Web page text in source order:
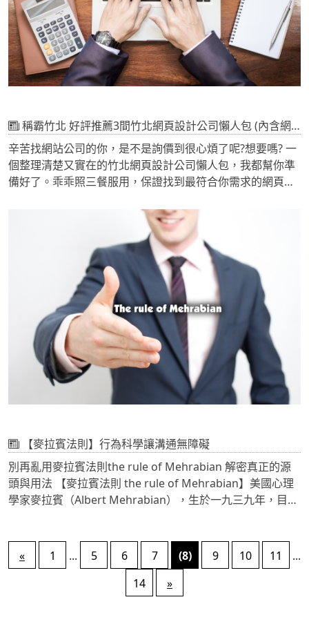
稱霸竹北 好評推薦3間竹北網頁設計公司懶人包 (內含網頁功能介紹)
辛苦找網站公司的你，是不是詢價到很心煩了呢?想要嗎? 一
個整理清楚又實在的竹北網頁設計公司懶人包，我都幫你準
備好了。乖乖照三餐服用，保證找到最符合你需求的網頁公
開始吧! 「我不知道什麼是RWD跨平台網頁設計」「快瘋掉
了，我根本不懂網頁，到底要怎麼挑阿... 好怕踩到地雷」
「我想為自己的公司架設網站，但我不知道怎麼選公司、如
何洽談」 我是一個為了找尋能達到我公司宣傳目標，又想得
到最好服務，曾經千里迢迢登門拜訪數十家網頁設計公司的
人類對，就是這麼浮誇。因為這樣我學習到很多資訊，這樣
才能與網頁公司的資訊對稱，有一點準備都不是壞事。這些
經驗資訊，我自己收著實在太可惜，決定來與正在辛苦找尋
網頁公司的你一點建議。像沙漠中的綠洲，我來救你了，別
懊惱了。
【麥拉賓法則】行為科學讓溝通無障礙
別再亂用麥拉賓法則the rule of Mehrabian 解密真正的源
頭與用法 【麥拉賓法則 the rule of Mehrabian】美國心理
學家麥拉賓（Albert Mehrabian），生於一九三九年，目前
人，根據對方語言得到的訊息（談話內容、言詞的意義）佔
7％，從聽覺得到的訊息（聲音大小、語調等）佔38％，透
過視覺得到的訊息（外在、表情、動作等）佔55％，因此也
稱為「7─38─55法則」(the 7-38-55% communication
« 1 ... 5 6 7 (8) 9 10 11
...
14
»